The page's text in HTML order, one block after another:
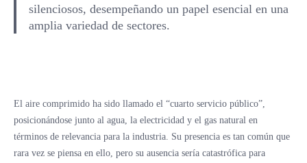
silenciosos, desempeñando un papel esencial en una
amplia variedad de sectores.
El aire comprimido ha sido llamado el “cuarto servicio público”,
posicionándose junto al agua, la electricidad y el gas natural en
términos de relevancia para la industria. Su presencia es tan común que
rara vez se piensa en ello, pero su ausencia sería catastrófica para